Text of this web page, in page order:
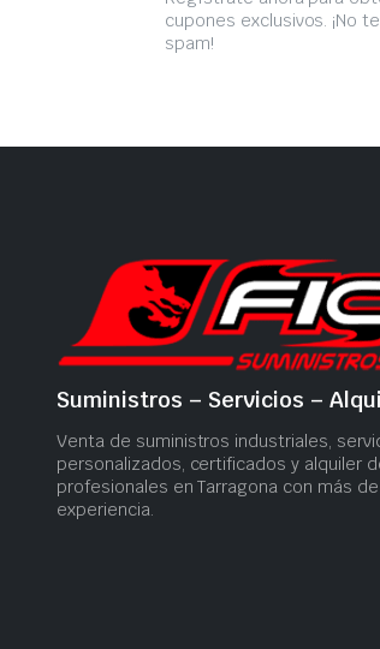
cupones exclusivos. ¡No
spam!
Suministros – Servicios –
Venta de suministros industriales,
personalizados, certificados y alquiler
profesionales en Tarragona con más
experiencia.